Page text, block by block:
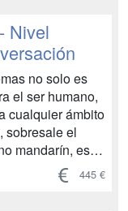
disponer de
facilita la...
Nivel
no solo es
el ser humano,
cualquier ámbito
sobresale el
mandarín, es la
un mayor
nivel planetario.
445 €